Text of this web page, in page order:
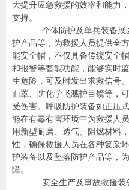
大提升应急救援的效率和能力
支持。
个体防护及单兵装备
护产品等，为救援人员提供全
能安全帽，不仅具备传统安全
和报警等智能功能，能够实时
生危险，可及时发出求救信号
面罩、防化学飞溅护目镜等，
受伤害。呼吸防护装备如正压
能在有毒有害环境中为救援人
用新型耐磨、透气、阻燃材料
性，确保救援人员在各种复杂
护装备以及坠落防护产品等，
障。
安全生产及事故救援装